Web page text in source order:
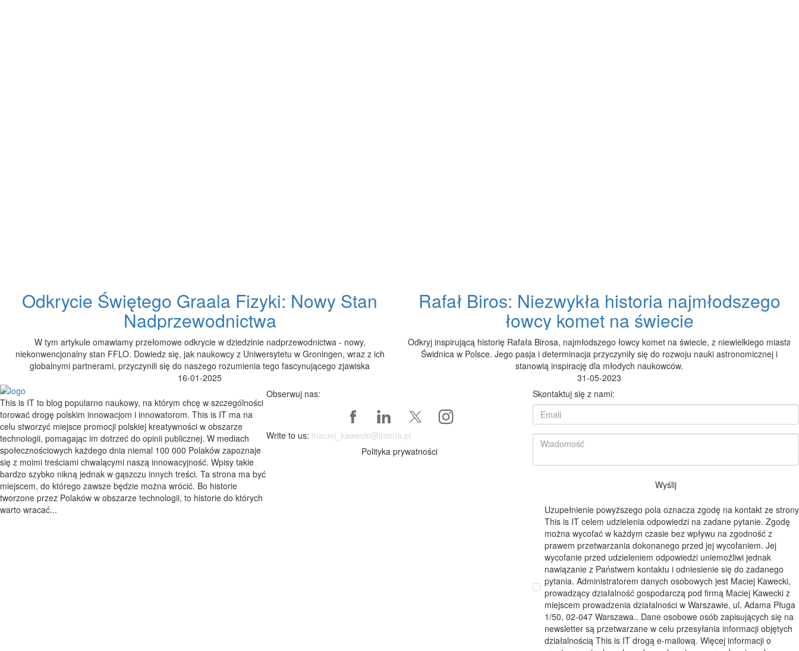
Odkrycie Świętego Graala Fizyki: Nowy Stan
Nadprzewodnictwa
W tym artykule omawiamy przełomowe odkrycie w dziedzinie nadprzewodnictwa - nowy,
niekonwencjonalny stan FFLO. Dowiedz się, jak naukowcy z Uniwersytetu w Groningen, wraz z ich
globalnymi partnerami, przyczynili się do naszego rozumienia tego fascynującego zjawiska
16-01-2025
Rafał Biros: Niezwykła historia najmłodszego
łowcy komet na świecie
Odkryj inspirującą historię Rafała Birosa, najmłodszego łowcy komet na świecie, z niewielkiego miasta
Świdnica w Polsce. Jego pasja i determinacja przyczyniły się do rozwoju nauki astronomicznej i
stanowią inspirację dla młodych naukowców.
31-05-2023
This is IT to blog popularno naukowy, na którym chcę w szczególności
torować drogę polskim innowacjom i innowatorom. This is IT ma na
celu stworzyć miejsce promocji polskiej kreatywności w obszarze
technologii, pomagając im dotrzeć do opinii publicznej. W mediach
społecznościowych każdego dnia niemal 100 000 Polaków zapoznaje
się z moimi treściami chwalącymi naszą innowacyjność. Wpisy takie
bardzo szybko nikną jednak w gąszczu innych treści. Ta strona ma być
miejscem, do którego zawsze będzie można wrócić. Bo historie
tworzone przez Polaków w obszarze technologii, to historie do których
warto wracać...
Obserwuj nas:
Write to us: maciej_kawecki@interia.pl
Polityka prywatności
Skontaktuj się z nami:
Wyślij
Uzupełnienie powyższego pola oznacza zgodę na kontakt ze strony
This is IT celem udzielenia odpowiedzi na zadane pytanie. Zgodę
można wycofać w każdym czasie bez wpływu na zgodność z
prawem przetwarzania dokonanego przed jej wycofaniem. Jej
wycofanie przed udzieleniem odpowiedzi uniemożliwi jednak
nawiązanie z Państwem kontaktu i odniesienie się do zadanego
pytania. Administratorem danych osobowych jest Maciej Kawecki,
prowadzący działalność gospodarczą pod firmą Maciej Kawecki z
miejscem prowadzenia działalności w Warszawie, ul. Adama Pługa
1/50, 02-047 Warszawa.. Dane osobowe osób zapisujących się na
newsletter są przetwarzane w celu przesyłania informacji objętych
działalnością This is IT drogą e-mailową. Więcej informacji o